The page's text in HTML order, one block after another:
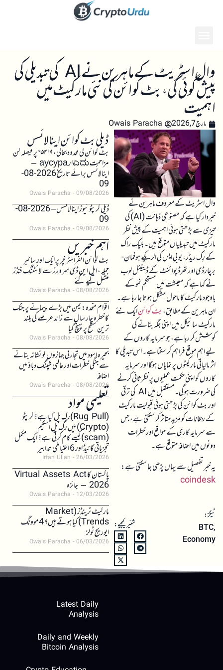
وال اسٹریٹ کے ماہرین نے AI کی تبدیلی کی
پیش گوئی کی، بٹ کوائن کی نئی مارکیٹ میں
اہمیت
مارچ 7, 2026 Owais Paracha
وال اسٹریٹ کے معروف ماہرین نے
خبردار کیا ہے کہ مصنوعی ذہانت (AI) کی
تیزی سے بڑھتی ہوئی اہمیت کے پیش نظر
مارکیٹ میں تبدیلیاں متوقع ہیں۔ بلیک راک
کے رِک ریڈر، یو بی ایس کی الریکے ہوفمان-
برچارڈی اور تھرڈ پوائنٹ کے ڈینیئل لوب
نے کہا ہے کہ معیشت میں مستحکم نمو کے
باوجود مارکیٹ کا ماحول مشکل ہوتا جا رہا ہے۔
ان ماہرین کے مطابق،بٹ کوائنایک نئے
مارکیٹ سائیکل میں اپنی جگہ بنانے کی
کوشش کر رہا ہے، جو سرمایہ کاروں کے
لیے اہم موقع فراہم کر سکتا ہے۔ اس تبدیلی کا
اثر مالیاتی مارکیٹوں پر نمایاں ہوگا اور سرمایہ
کاروں کو اپنی حکمت عملیوں پر نظرثانی کرنے
کی ضرورت ہوگی۔ مستقبل میں AI کی ترقی
اور بٹ کوائن کی بڑھتی ہوئی قبولیت مارکیٹ
کے رجحانات کو مزید متاثر کر سکتی ہے، جس
سے سرمایہ کاری کے مواقع اور خطرات
دونوں میں اضافہ متوقع ہے۔
یہ خبر تفصیل سے یہاں پڑھی جا سکتی ہے:
coindesk
ٹیگز:
BTC,
Economy
شئیر کیجیے:
ڈیلی بٹ کوائن اینالائسس
بٹ کوائن کی محدود بحالی، ۶۵۴۱۹ پر فیصلہ کن
مزاحمت ಎದುار аусура –
اینالائسس برائے تاریخ 2026-08-
09
Owais Paracha 09/08/2026
ڈیلی کرپٹو نیوز اینالائسس – 2026-08-
09
Owais Paracha 09/08/2026
اہم خبریں
بٹ کوائن انفراسٹرکچر پر ایک اور سائبر
حملہ، ایل این ڈی سرورز سے لائٹننگ فنڈز
منتقل کیے گئے
Owais Paracha 08/08/2026
اقوام متحدہ: یمن میں بڑے پیمانے پر جنگ
کا خطرہ چار سال سے زائد عرصے کی بلند
ترین سطح پر پہنچ گیا
Owais Paracha 08/08/2026
بحیرہ اسود میں تجارتی جہازوں کو نشانہ بنانے
سے جنگی خطرات اور عالمی شپنگ دباؤ میں
اضافہ
Owais Paracha 08/08/2026
تعلیمی مواد(Rug Pull)رگ پل کیا ہے؟ کرپٹو
(Crypto) میں رگ پل اسکیم
(scam)کیسے کام کرتی ہے؟ ایک مکمل
تجزیاتی گائیڈ اور 6 احتیاطی تدابیر
Irfan Ullah 26/03/2026
پاکستان کا Virtual Assets Act
2026 – جائزہ
Owais Paracha 12/03/2026
مارکیٹ ٹرینڈز (Market
Trends) کیا ہوتے ہیں؟ 4 موونگ
ایوریج ٹولز
Owais Paracha 06/03/2026
Latest Daily
Analysis
Daily and Weekly
Bitcoin Analysis